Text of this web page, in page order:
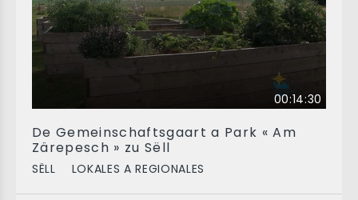
00:14:30
De Gemeinschaftsgaart a Park « Am
Zärepesch » zu Sëll
SËLL LOKALES A REGIONALES